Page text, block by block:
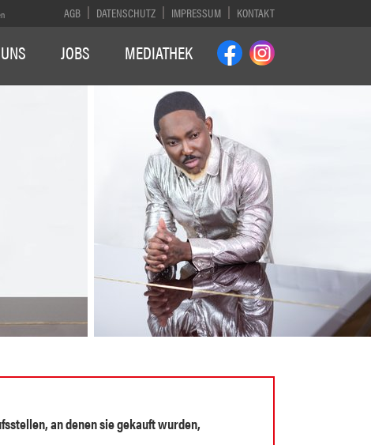
AGB DATENSCHUTZ IMPRESSUM KONTAKT
JOBS MEDIATHEK
an denen sie gekauft wurden,